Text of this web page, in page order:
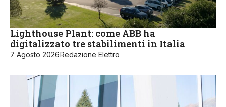
Lighthouse Plant: come ABB ha
digitalizzato tre stabilimenti in Italia
7 Agosto 2026Redazione Elettro